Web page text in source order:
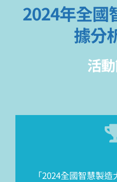
2024年全國
據分
活
「2024全國智慧製